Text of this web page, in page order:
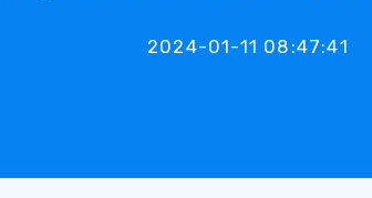
2024-01-11 08:47:41